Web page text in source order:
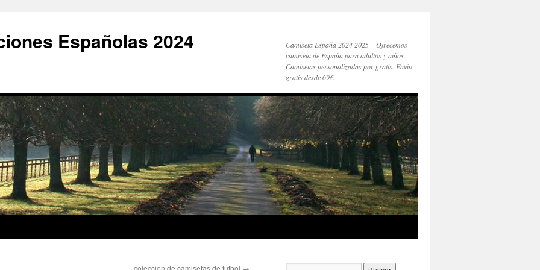
Españolas 2024
Camiseta España 2024 2025 – Ofrecemos
camiseta de España para adultos y niños.
Camisetas personalizadas por gratis. Envío
gratis desde 69€.
coleccion de camisetas de futbol →